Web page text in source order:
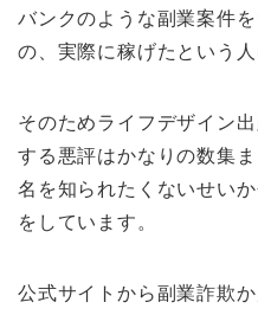
バンクのような副業案件
の、実際に稼げたという人
そのためライフデザイン
する悪評はかなりの数集
名を知られたくないせい
をしています。
公式サイトから副業詐欺